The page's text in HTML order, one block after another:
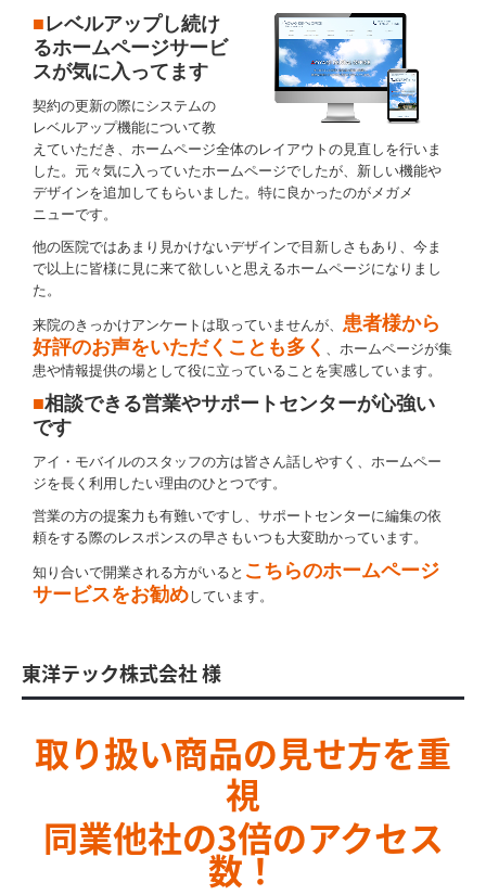
■レベルアップし続け
るホームページサービ
スが気に入ってます
契約の更新の際にシステムの
レベルアップ機能について教
えていただき、ホームページ全体のレイアウトの見直しを行いま
した。元々気に入っていたホームページでしたが、新しい機能や
デザインを追加してもらいました。特に良かったのがメガメ
ニューです。
他の医院ではあまり見かけないデザインで目新しさもあり、今ま
で以上に皆様に見に来て欲しいと思えるホームページになりまし
た。
来院のきっかけアンケートは取っていませんが、 患者様から
好評のお声をいただくことも多く
、ホームページが集
患や情報提供の場として役に立っていることを実感しています。
■相談できる営業やサポートセンターが心強い
です
アイ・モバイルのスタッフの方は皆さん話しやすく、ホームペー
ジを長く利用したい理由のひとつです。
営業の方の提案力も有難いですし、サポートセンターに編集の依
頼をする際のレスポンスの早さもいつも大変助かっています。
知り合いで開業される方がいると こちらのホームページ
サービスをお勧めしています。
東洋テック株式会社 様
取り扱い商品の見せ方を重
視
同業他社の3倍のアクセス
数！